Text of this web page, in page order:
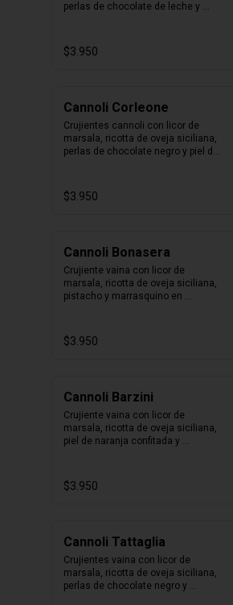
perlas de chocolate de leche y
$3.950
Cannoli Corleone
Crujientes cannoli con licor de
marsala, ricotta de oveja siciliana,
perlas de chocolate negro y piel de
$3.950
Cannoli Bonasera
Crujiente vaina con licor de
marsala, ricotta de oveja siciliana,
pistacho y marrasquino en
$3.950
Cannoli Barzini
Crujiente vaina con licor de
marsala, ricotta de oveja siciliana,
piel de naranja confitada y
$3.950
Cannoli Tattaglia
Crujientes vaina con licor de
marsala, ricotta de oveja siciliana,
perlas de chocolate negro y